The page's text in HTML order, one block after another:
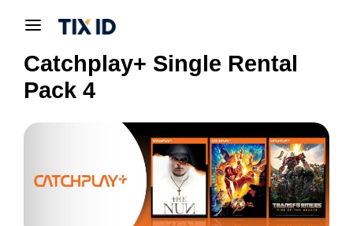
Catchplay+ Single Rental
Pack 4